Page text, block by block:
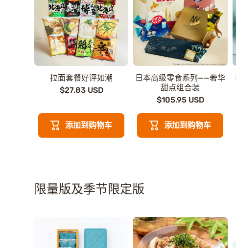
拉面套餐好评如潮
$27.83 USD
添加到购物车
日本高级零食系列——奢华
甜点组合装
$105.95 USD
添加到购物车
限量版及季节限定版